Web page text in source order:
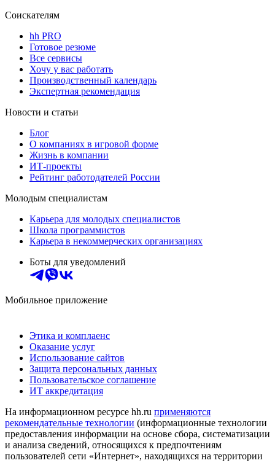
Соискателям
hh PRO
Готовое резюме
Все сервисы
Хочу у вас работать
Производственный календарь
Экспертная рекомендация
Новости и статьи
Блог
О компаниях в игровой форме
Жизнь в компании
ИТ-проекты
Рейтинг работодателей России
Молодым специалистам
Карьера для молодых специалистов
Школа программистов
Карьера в некоммерческих организациях
Боты для уведомлений
Мобильное приложение
Этика и комплаенс
Оказание услуг
Использование сайтов
Защита персональных данных
Пользовательское соглашение
ИТ аккредитация
На информационном ресурсе hh.ru применяются
рекомендательные технологии (информационные технологии
предоставления информации на основе сбора, систематизации
и анализа сведений, относящихся к предпочтениям
пользователей сети «Интернет», находящихся на территории